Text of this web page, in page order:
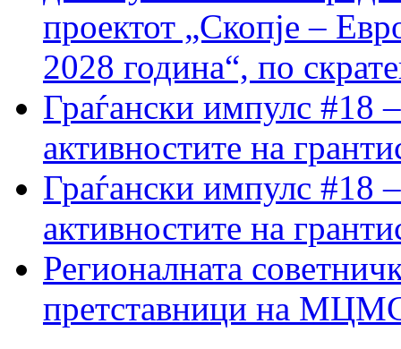
проектот „Скопје –
2028 година“, по
Граѓански импулс #18
активностите на
Граѓански импулс #18
активностите на
Регионалната
претставници на МЦМС